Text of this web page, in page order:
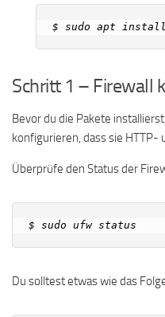
Schritt 1 – Firewall
Bevor du die Pakete
konfigurieren, dass sie HTTP-
Überprüfe den Status der
Du solltest etwas wie das